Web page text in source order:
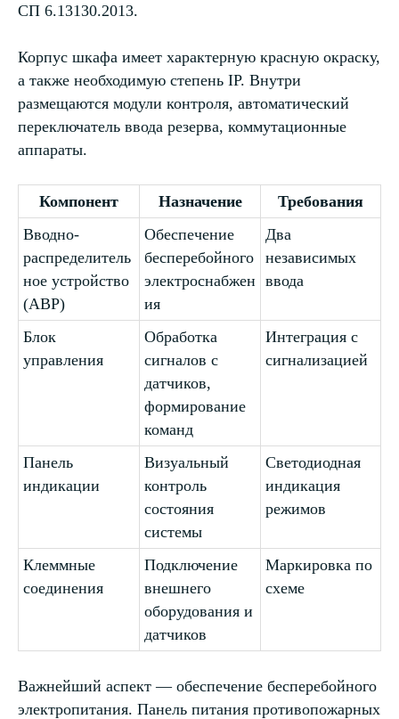
СП 6.13130.2013.
Корпус шкафа имеет характерную красную окраску,
а также необходимую степень IP. Внутри
размещаются модули контроля, автоматический
переключатель ввода резерва, коммутационные
аппараты.
Компонент Назначение
Требования
Вводно-
распределитель
ное устройство
(АВР)
Обеспечение
бесперебойного
электроснабжен
ия
Два
независимых
ввода
Блок
управления
Обработка
сигналов с
датчиков,
формирование
команд
Интеграция с
сигнализацией
Панель
индикации
Визуальный
контроль
состояния
системы
Светодиодная
индикация
режимов
Клеммные
соединения
Подключение
внешнего
оборудования и
датчиков
Маркировка по
схеме
Важнейший аспект — обеспечение бесперебойного
электропитания. Панель питания противопожарных